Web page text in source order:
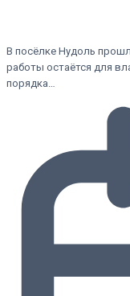
В посёлке Нудоль
работы остаётся для
порядка…